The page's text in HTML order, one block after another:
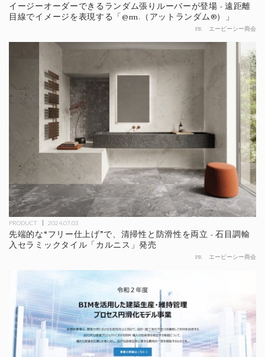
イージーオーダーできるランダム張りルーバーが登場 - 遠距離
目線でイメージを表現する「@rm.（アットランダム®）」
PR エービーシー商会
PRODUCT 2024.07.03
先端的な“フリー仕上げ”で、清掃性と防滑性を両立 - 石目調輸
入セラミックタイル「カルニス」発売
PR エービーシー商会